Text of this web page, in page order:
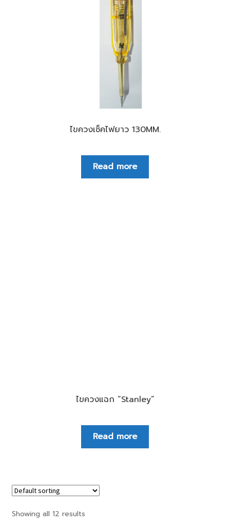
ไขควงเช็คไฟยาว 130MM.
Read more
ไขควงแฉก “Stanley”
Read more
Showing all 12 results